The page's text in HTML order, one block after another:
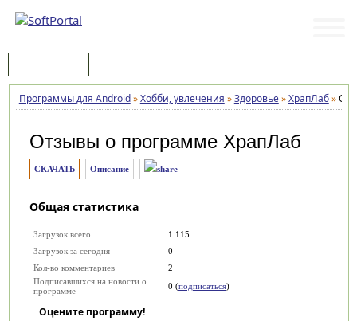
Программы для Android»Хобби, увлечения »Здоровье»ХрапЛаб»
Отзывы о программе ХрапЛаб
СКАЧАТЬ Описание
Общая статистика
Загрузок всего
1 115
Загрузок за сегодня
0
Кол-во комментариев
2
Подписавшихся на новости о
программе
0 (подписаться)
Оцените программу!